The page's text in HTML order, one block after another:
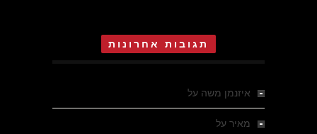
תגובות אחרונות
איזנמן משה על
מאיר על